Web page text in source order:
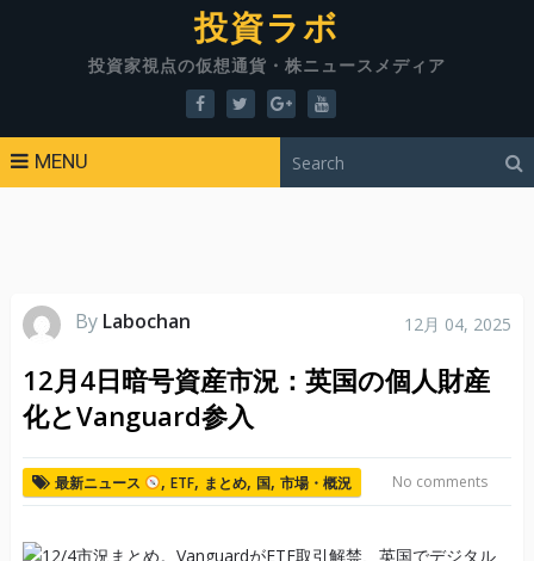
投資ラボ
投資家視点の仮想通貨・株ニュースメディア
MENU
By Labochan 12月 04, 2025
12月4日暗号資産市況：英国の個人財産
化とVanguard参入
最新ニュース , ETF, まとめ, 国, 市場・概況 No comments